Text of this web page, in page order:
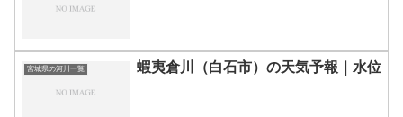
宮城県の河川一覧 蝦夷倉川（白石市）の天気予報｜水位